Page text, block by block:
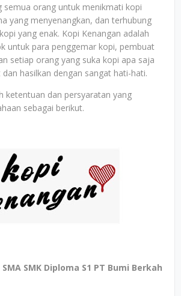
semua orang untuk menikmati kopi
yang menyenangkan, dan terhubung
yang enak. Kopi Kenangan adalah
untuk para penggemar kopi, pembuat
setiap orang yang suka kopi apa saja
hasilkan dengan sangat hati-hati.
ketentuan dan persyaratan yang
sebagai berikut.
SMK Diploma S1 PT Bumi Berkah